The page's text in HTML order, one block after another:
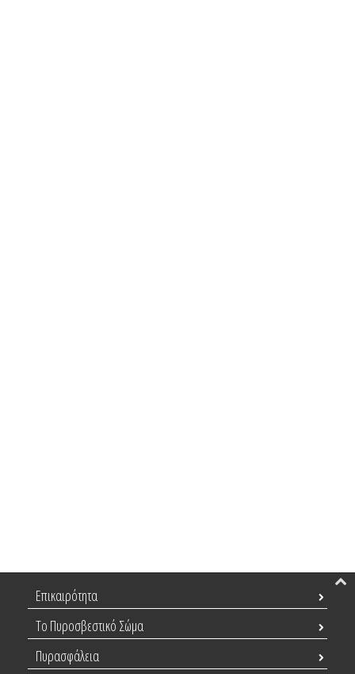
Επικαιρότητα
Το Πυροσβεστικό Σώμα
Πυρασφάλεια